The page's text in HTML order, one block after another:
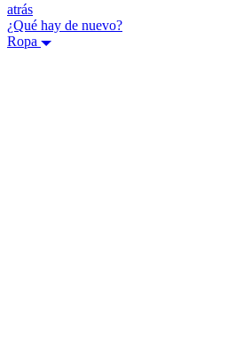
atrás
¿Qué hay de nuevo?
Ropa